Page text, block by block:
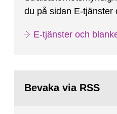
du på sidan E-tjänster
E-tjänster och
Bevaka via RSS